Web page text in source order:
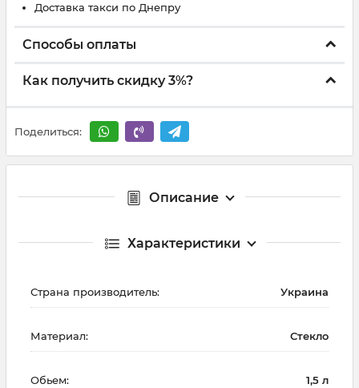
Доставка такси по Днепру
Способы оплаты
Как получить скидку 3%?
Поделиться:
Описание
Характеристики
Страна производитель: Украина
Материал: Стекло
Обьем: 1,5 л